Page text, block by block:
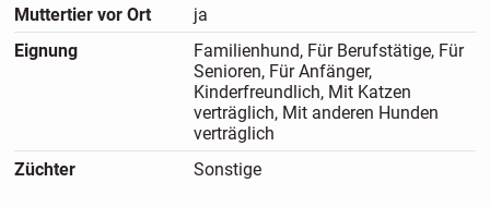
Gesundheit:Der Welpe ist gechippt, entwurmt und
altersentsprechend geimpft. Die vorhandenen Unterlagen
werden bei der Übergabe mitgegeben.
Elterntiere:Die Elterntiere sind Yorkshire Terrier. Weitere
Muttertier vor Ort
ja
Eignung
Familienhund, Für Berufstätige, Für
Senioren, Für Anfänger,
Kinderfreundlich, Mit Katzen
verträglich, Mit anderen Hunden
verträglich
Züchter
Sonstige